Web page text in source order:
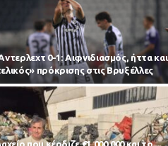
0-1: Αιφνιδιασμός, ήττα και
πρόκρισης στις Βρυξέλλες
που κέρδιζε €1.000.000 και το